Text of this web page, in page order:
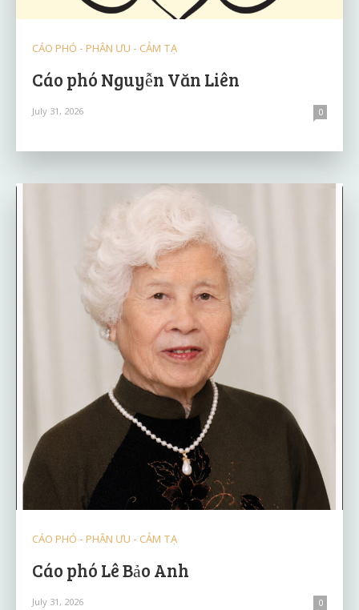
CÁO PHÓ - PHÂN ƯU - CẢM TẠ
Cáo phó Nguyễn Văn Liên
July 31, 2026 0
CÁO PHÓ - PHÂN ƯU - CẢM TẠ
Cáo phó Lê Bảo Anh
July 31, 2026 0